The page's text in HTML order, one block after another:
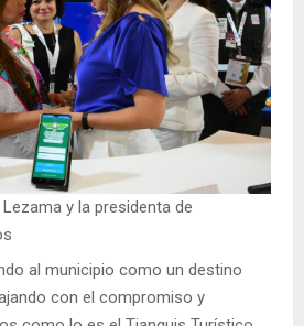
y la presidenta de
al municipio como un destino
con el compromiso y